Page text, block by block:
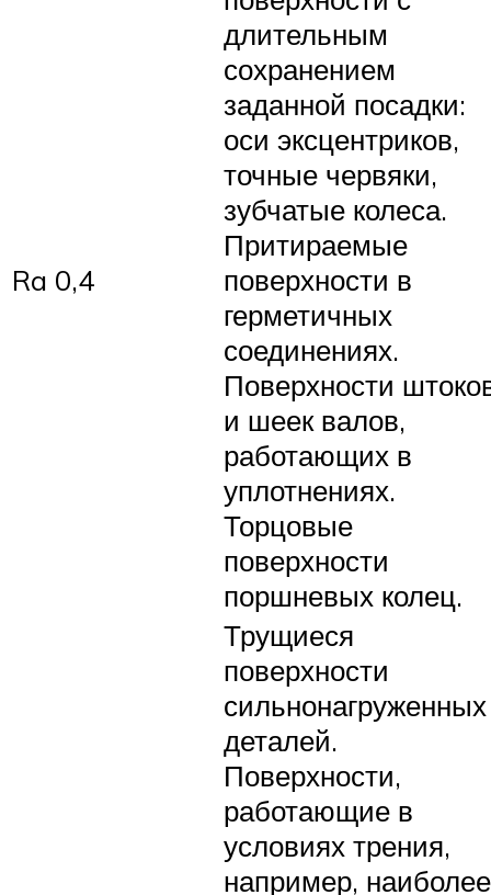
Ra 0,4
длительным
сохранением
заданной посадки:
оси эксцентриков,
точные червяки,
зубчатые колеса.
Притираемые
поверхности в
герметичных
соединениях.
Поверхности
и шеек валов,
работающих в
уплотнениях.
Торцовые
поверхности
поршневых колец.
Трущиеся
поверхности
сильнонагруженных
деталей.
Поверхности,
работающие в
условиях трения,
например, наиболее